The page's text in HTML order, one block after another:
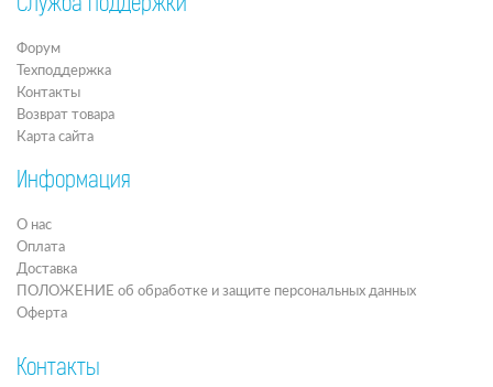
Служба поддержки
Форум
Техподдержка
Контакты
Возврат товара
Карта сайта
Информация
О нас
Оплата
Доставка
ПОЛОЖЕНИЕ об обработке и защите персональных данных
Оферта
Контакты